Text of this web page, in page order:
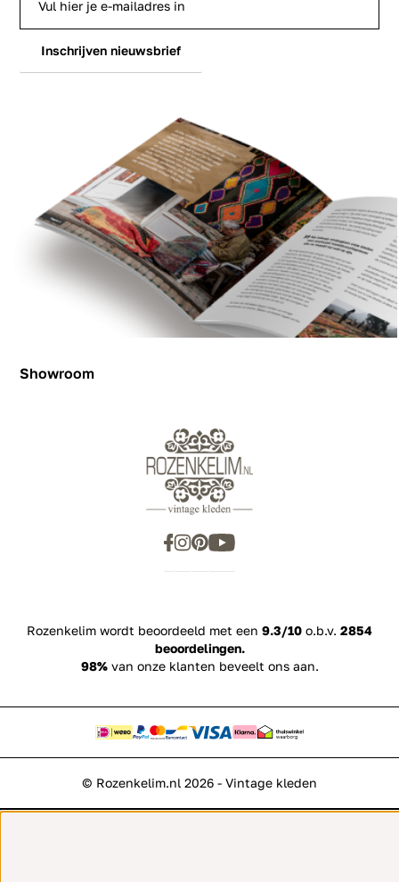
Showroom
Inschrijven nieuwsbrief
Rozenkelim wordt beoordeeld met een 9.3/10 o.b.v. 2854
beoordelingen.
98%van onze klanten beveelt ons aan.
© Rozenkelim.nl 2026 - Vintage kleden